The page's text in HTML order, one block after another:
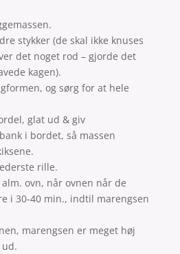
stykker (de skal ikke knuses
det noget rod – gjorde det
kagen).
og sørg for at hele
glat ud & giv
i bordet, så massen
rille.
ovn, når ovnen når de
i 30-40 min., indtil marengsen
marengsen er meget høj